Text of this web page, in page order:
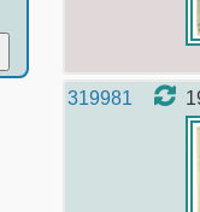
319981